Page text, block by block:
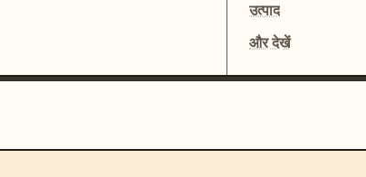
उत्पाद
और देखें